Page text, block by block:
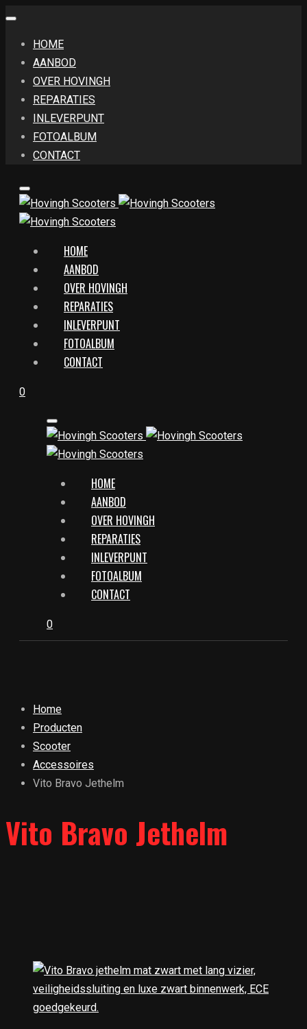
HOME
AANBOD
OVER HOVINGH
REPARATIES
INLEVERPUNT
FOTOALBUM
CONTACT
HOME
AANBOD
OVER HOVINGH
REPARATIES
INLEVERPUNT
FOTOALBUM
CONTACT
0
HOME
AANBOD
OVER HOVINGH
REPARATIES
INLEVERPUNT
FOTOALBUM
CONTACT
0
Home
Producten
Scooter
Accessoires
Vito Bravo Jethelm
Vito Bravo Jethelm